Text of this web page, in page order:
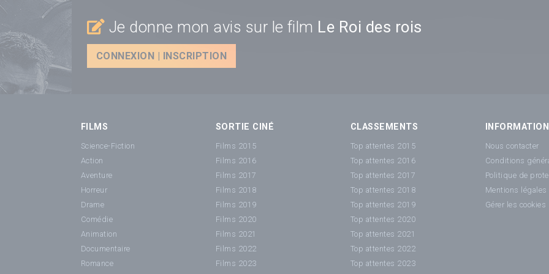
Je donne mon avis sur le film Le Roi des rois
CONNEXION | INSCRIPTION
FILMS
Science-Fiction
Action
Aventure
Horreur
Drame
Comédie
Animation
Documentaire
Romance
SORTIE CINÉ
Films 2015
Films 2016
Films 2017
Films 2018
Films 2019
Films 2020
Films 2021
Films 2022
Films 2023
CLASSEMENTS
Top attentes 2015
Top attentes 2016
Top attentes 2017
Top attentes 2018
Top attentes 2019
Top attentes 2020
Top attentes 2021
Top attentes 2022
Top attentes 2023
Nous contacter
Conditions
Politique de
Mentions légales
Gérer les cookies